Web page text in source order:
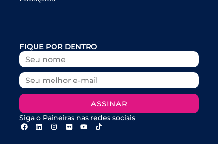
FIQUE POR DENTRO
ASSINAR
Siga o Paineiras nas redes sociais